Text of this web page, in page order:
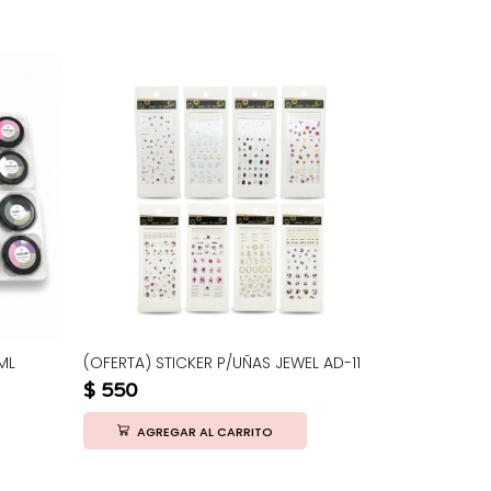
(OFERTA) STICKER P/UÑAS JEWEL AD-11
$ 550
AGREGAR AL CARRITO